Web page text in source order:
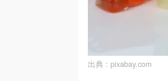
出典 : pixabay.com